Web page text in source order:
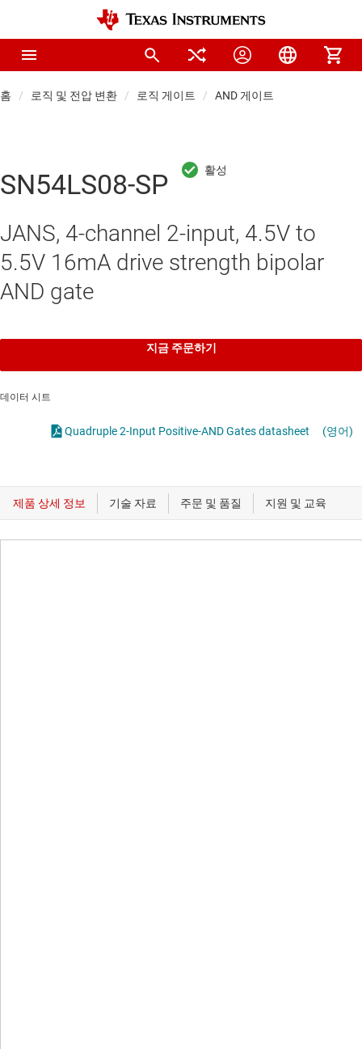
홈 로직 및 전압 변환 로직 게이트 AND 게이트
SN54LS08-SP
JANS, 4-channel 2-input, 4.5V to
5.5V 16mA drive strength bipolar
AND gate
지금 주문하기
데이터 시트
Quadruple 2-Input Positive-AND Gates datasheet (영어)